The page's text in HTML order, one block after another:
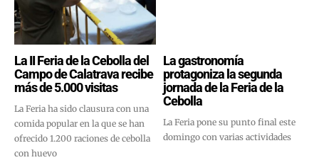
La II Feria de la Cebolla del
Campo de Calatrava recibe
más de 5.000 visitas
La Feria ha sido clausura con una
comida popular en la que se han
ofrecido 1.200 raciones de cebolla
con huevo
La gastronomía
protagoniza la segunda
jornada de la Feria de la
Cebolla
La Feria pone su punto final este
domingo con varias actividades